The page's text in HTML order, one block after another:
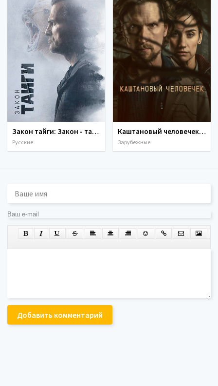
Закон тайги: Закон - тайга (2 сезон) (2026)
Русские
Каштановый человечек (2 сезон) (2026)
Зарубежные
Добавить комментарий